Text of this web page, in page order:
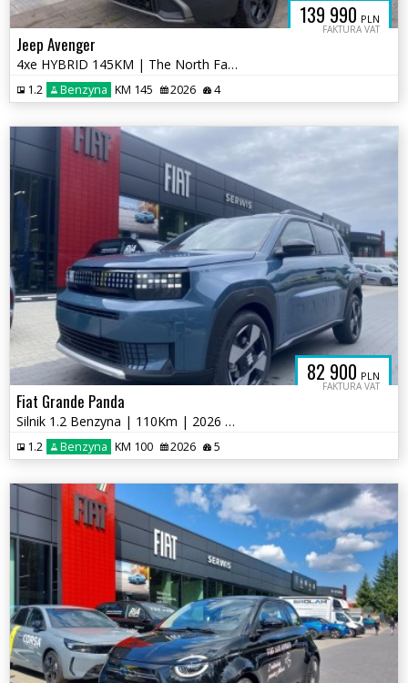
139 990 PLN
FAKTURA VAT
Jeep Avenger
4xe HYBRID 145KM | The North Face | 4x4 | Automat | Bogate Wyposażenie
1.2 Benzyna KM 145 2026 4
82 900 PLN
FAKTURA VAT
Fiat Grande Panda
Silnik 1.2 Benzyna | 110Km | 2026 | Wersja La Prima
1.2 Benzyna KM 100 2026 5